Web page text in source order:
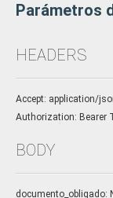
Parámetros
HEADERS
Accept: application/
Authorization: Bearer
BODY
documento_obligado: